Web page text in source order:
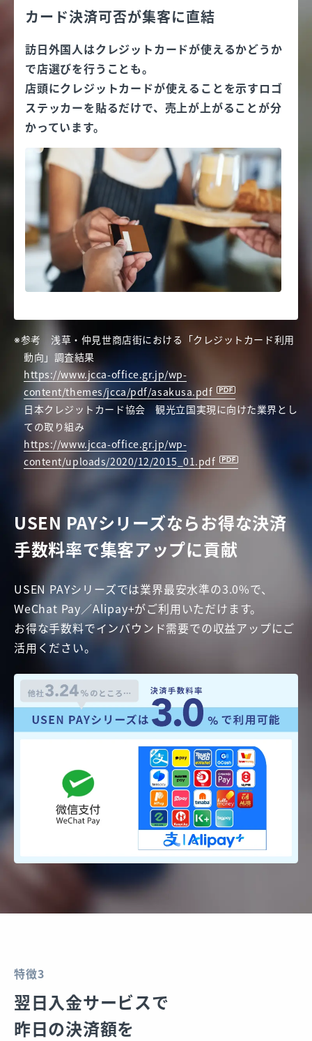
カード決済可否が集客に直結
訪日外国人はクレジットカードが使えるかどうか
で店選びを行うことも。
店頭にクレジットカードが使えることを示すロゴ
ステッカーを貼るだけで、売上が上がることが分
かっています。
参考 浅草・仲見世商店街における「クレジットカード利用
動向」調査結果
https://www.jcca-office.gr.jp/wp-
content/themes/jcca/pdf/asakusa.pdf
日本クレジットカード協会 観光立国実現に向けた業界とし
ての取り組み
https://www.jcca-office.gr.jp/wp-
content/uploads/2020/12/2015_01.pdf
USEN PAYシリーズならお得な決済
手数料率で集客アップに貢献
USEN PAYシリーズでは業界最安水準の3.0%で、
WeChat Pay／Alipay+がご利用いただけます。
お得な手数料でインバウンド需要での収益アップにご
活用ください。
特徴3
翌日入金サービスで
昨日の決済額を